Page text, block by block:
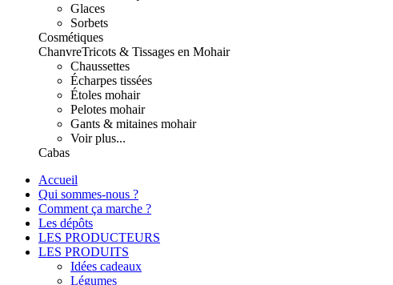
Glaces
Sorbets
Cosmétiques
ChanvreTricots & Tissages en Mohair
Chaussettes
Écharpes tissées
Étoles mohair
Pelotes mohair
Gants & mitaines mohair
Voir plus...
Cabas
Accueil
Qui sommes-nous ?
Comment ça marche ?
Les dépôts
LES PRODUCTEURS
LES PRODUITS
Idées cadeaux
Légumes